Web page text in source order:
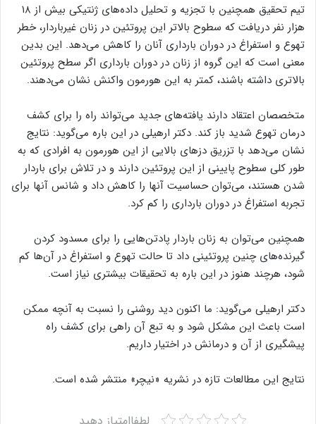
تیم تحقیق همچنین با تجزیه و تحلیل داده‌های ژنتیکی بیش از ۱۸
هزار نفر دریافت که سطوح بالاتر این پروتئین در زنان غیرباردار، خطر
تهوع و استفراغ در دوران بارداری آنان را کاهش می‌دهد. این بدین
معنی است که این گروه از زنان در دوران بارداری اگر سطح پروتئین
بالاتری داشته باشند، کمتر به این هورمون واکنش نشان می‌دهند.
متخصصان اعتقاد دارند یافته‌های جدید می‌تواند راه را برای کشف
درمان تهوع شدید باز کند. دکتر ارهیلی در این باره می‌گوید: نتایج
نشان می‌دهد با تزریق دزهای بالایی از این هورمون به افرادی که به
طور کلی سطوح پایینی از این پروتئین دارند و در تلاش برای باردار
شدن هستند، می‌توان حساسیت آنها را کاهش داد و شانس آنها برای
تجربه استفراغ در دوران بارداری را کم کرد.
همچنین می‌توان به زنان باردار پادتن‌هایی را برای مسدود کردن
گیرنده‌های چنین پروتئینی داد تا حالت تهوع و استفراغ در آن‌ها کم
شود، هرچند هنوز در این باره به تحقیقات بیشتری نیاز است.
دکتر ارهیلی می‌گوید: ما اکنون دید روشنی را نسبت به آنچه ممکن
است باعث این مشکل شود و به تبع آن راهی برای کشف راه
پیشگیری از آن و درمانش در اختیار داریم.
نتایج این مطالعات تازه در نشریه «نیچر» منتشر شده است.